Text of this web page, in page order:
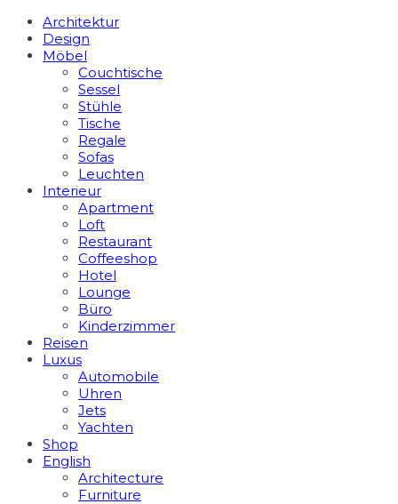
Architektur
Design
Möbel
Couchtische
Sessel
Stühle
Tische
Regale
Sofas
Leuchten
Interieur
Apart­ment
Loft
Restaurant
Coffeeshop
Hotel
Lounge
Büro
Kinderzimmer
Reisen
Luxus
Automobile
Uhren
Jets
Yachten
Shop
English
Architecture
Furniture